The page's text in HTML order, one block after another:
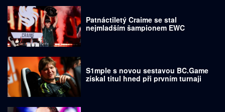
Patnáctiletý Craime se stal
nejmladším šampionem EWC
S1mple s novou sestavou BC.Game
získal titul hned při prvním turnaji